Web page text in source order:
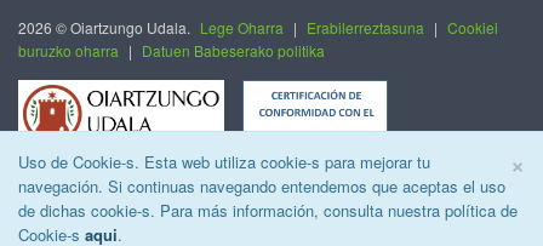
×
Uso de Cookie-s. Esta web utiliza cookie-s para mejorar tu
navegación. Si continuas navegando entendemos que aceptas el uso
de dichas cookie-s. Para más información, consulta nuestra política de
Cookie-s aqui.
2026 © Oiartzungo Udala. Lege Oharra | Erabilerreztasuna | Cookiei
buruzko oharra | Datuen Babeserako politika